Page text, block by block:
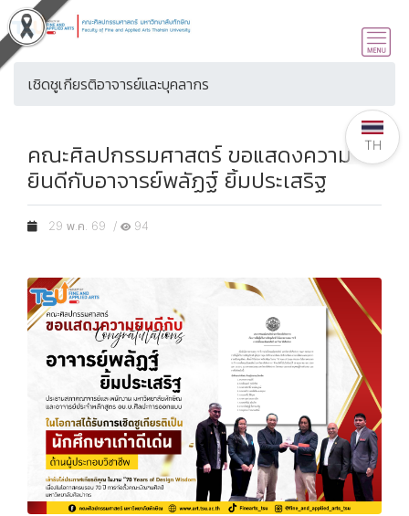
เชิดชูเกียรติอาจารย์และบุคลากร
คณะศิลปกรรมศาสตร์ ขอแสดงความ
ยินดีกับอาจารย์พลัฏฐ์ ยิ้มประเสริฐ
29 พ.ค. 69 / 94
TH